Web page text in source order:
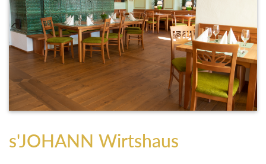
s'JOHANN Wirtshaus